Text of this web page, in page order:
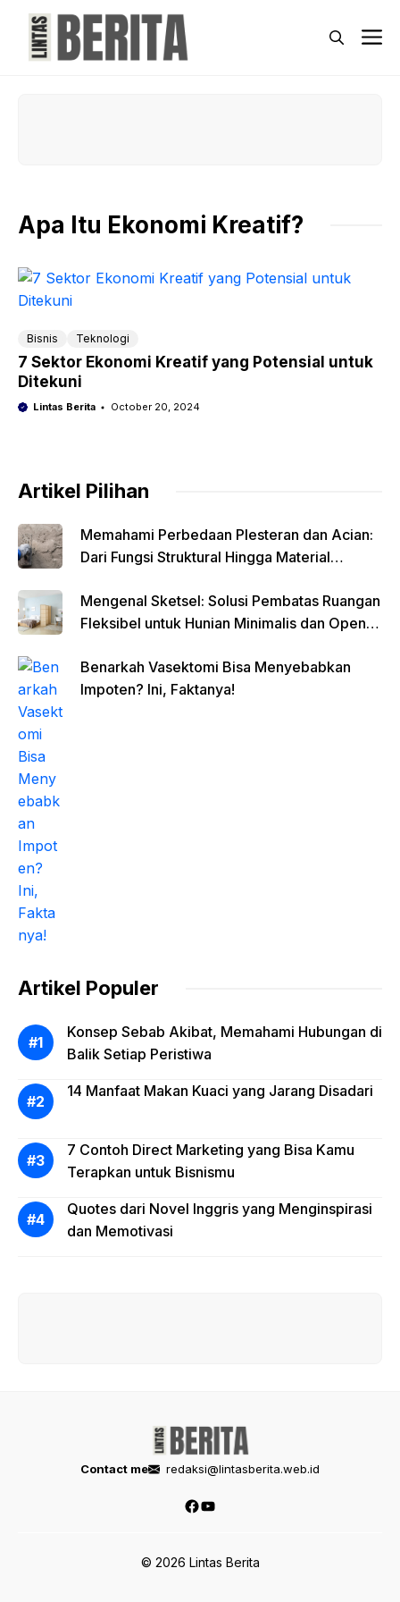
content
Apa Itu Ekonomi Kreatif?
Bisnis Teknologi
7 Sektor Ekonomi Kreatif yang Potensial untuk
Ditekuni
Lintas Berita October 20, 2024
Artikel Pilihan
Memahami Perbedaan Plesteran dan Acian:
Dari Fungsi Struktural Hingga Material
Mengenal Sketsel: Solusi Pembatas Ruangan
Fleksibel untuk Hunian Minimalis dan Open
Benarkah Vasektomi Bisa Menyebabkan
Impoten? Ini, Faktanya!
Artikel Populer
Konsep Sebab Akibat, Memahami Hubungan di
Balik Setiap Peristiwa
14 Manfaat Makan Kuaci yang Jarang Disadari
7 Contoh Direct Marketing yang Bisa Kamu
Terapkan untuk Bisnismu
Quotes dari Novel Inggris yang Menginspirasi
dan Memotivasi
Contact me redaksi@lintasberita.web.id
Facebook
YouTube
© 2026 Lintas Berita